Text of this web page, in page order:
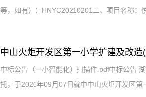
等，如有）：HNYC20210201二、项目名称：
中山火炬开发区第一小学扩建及改
中标公告（一小智能化）扫描件.pdf中标公告
托，于2020年09月07日就中中山火炬开发区第